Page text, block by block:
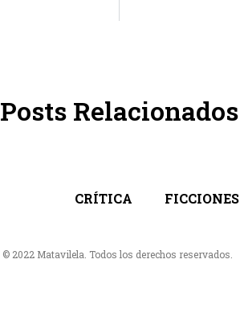
Posts Relacionados
CRÍTICA FICCIONES
© 2022 Matavilela. Todos los derechos reservados.